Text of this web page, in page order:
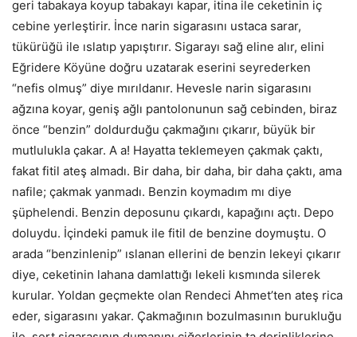
geri tabakaya koyup tabakayı kapar, itina ile ceketinin iç
cebine yerleştirir. İnce narin sigarasını ustaca sarar,
tükürüğü ile ıslatıp yapıştırır. Sigarayı sağ eline alır, elini
Eğridere Köyüne doğru uzatarak eserini seyrederken
“nefis olmuş” diye mırıldanır. Hevesle narin sigarasını
ağzına koyar, geniş ağlı pantolonunun sağ cebinden, biraz
önce “benzin” doldurduğu çakmağını çıkarır, büyük bir
mutlulukla çakar. A a! Hayatta teklemeyen çakmak çaktı,
fakat fitil ateş almadı. Bir daha, bir daha, bir daha çaktı, ama
nafile; çakmak yanmadı. Benzin koymadım mı diye
şüphelendi. Benzin deposunu çıkardı, kapağını açtı. Depo
doluydu. İçindeki pamuk ile fitil de benzine doymuştu. O
arada “benzinlenip” ıslanan ellerini de benzin lekeyi çıkarır
diye, ceketinin lahana damlattığı lekeli kısmında silerek
kurular. Yoldan geçmekte olan Rendeci Ahmet’ten ateş rica
eder, sigarasını yakar. Çakmağının bozulmasının burukluğu